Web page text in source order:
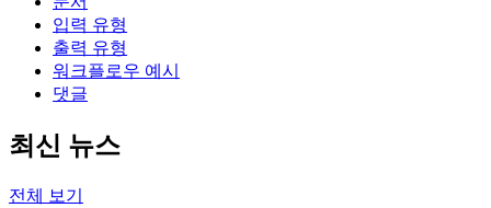
입력 유형
출력 유형
워크플로우 예시
댓글
최신 뉴스
전체 보기